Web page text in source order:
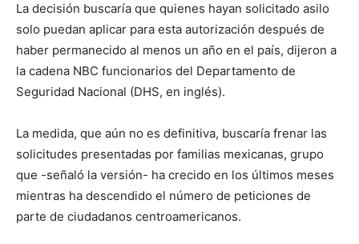
La decisión buscaría que quienes hayan solicitado asilo
solo puedan aplicar para esta autorización después de
haber permanecido al menos un año en el país, dijeron a
la cadena NBC funcionarios del Departamento de
Seguridad Nacional (DHS, en inglés).
La medida, que aún no es definitiva, buscaría frenar las
solicitudes presentadas por familias mexicanas, grupo
que -señaló la versión- ha crecido en los últimos meses
mientras ha descendido el número de peticiones de
parte de ciudadanos centroamericanos.